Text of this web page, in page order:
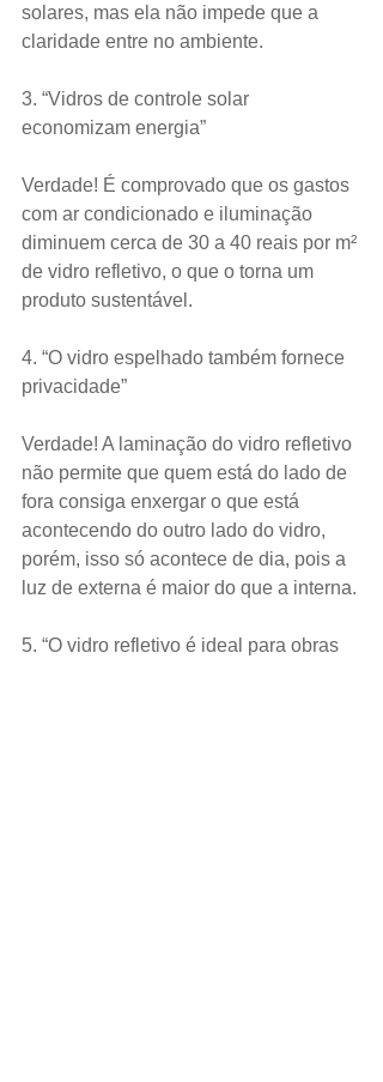
solares, mas ela não impede que a
claridade entre no ambiente.
3. “Vidros de controle solar
economizam energia”
Verdade! É comprovado que os gastos
com ar condicionado e iluminação
diminuem cerca de 30 a 40 reais por m²
de vidro refletivo, o que o torna um
produto sustentável.
4. “O vidro espelhado também fornece
privacidade”
Verdade! A laminação do vidro refletivo
não permite que quem está do lado de
fora consiga enxergar o que está
acontecendo do outro lado do vidro,
porém, isso só acontece de dia, pois a
luz de externa é maior do que a interna.
5. “O vidro refletivo é ideal para obras